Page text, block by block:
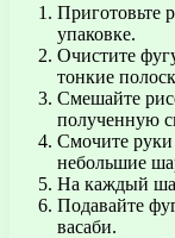
Приготовьте
упаковке.
Очистите
тонкие
Смешайте
полученную
Смочите
небольшие
На каждый
Подавайте
васаби.